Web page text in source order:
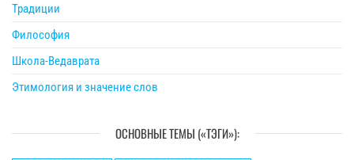
Традиции
Философия
Школа-Ведаврата
Этимология и значение слов
ОСНОВНЫЕ ТЕМЫ («ТЭГИ»):